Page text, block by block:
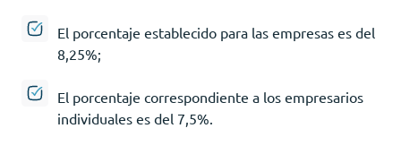
El porcentaje establecido para las empresas es del
8,25%;
El porcentaje correspondiente a los empresarios
individuales es del 7,5%.